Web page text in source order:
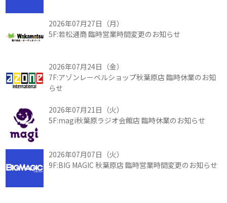
2026年07月27日（月）
5F:若松通商 臨時営業時間変更のお知らせ
2026年07月24日（金）
7F:アゾンレーベルショップ秋葉原店 臨時休業のお知
らせ
2026年07月21日（火）
5F:magi秋葉原ラジオ会館店 臨時休業のお知らせ
2026年07月07日（火）
9F:BIG MAGIC 秋葉原店 臨時営業時間変更のお知らせ